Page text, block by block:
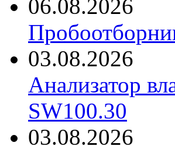
06.08.2026
03.08.2026
Анализатор
SW100.30
03.08.2026